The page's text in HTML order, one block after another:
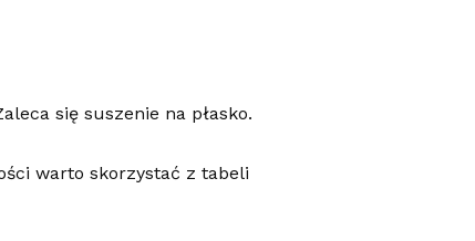
się suszenie na płasko.
warto skorzystać z tabeli